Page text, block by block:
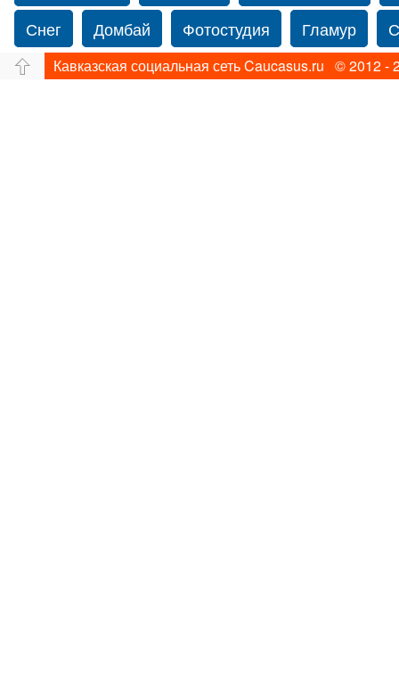
Снег
Домбай Фотостудия Гламур
Путешествие
Перевал Свадьба фото
Кавказская социальная сеть Caucasus.ru © 2012 -